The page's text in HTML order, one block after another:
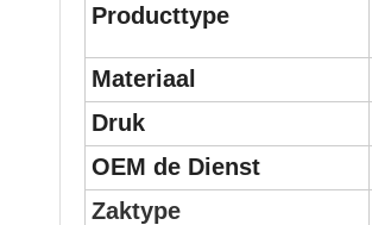
Producttype
Materiaal
Druk
OEM de Dienst
Zaktype